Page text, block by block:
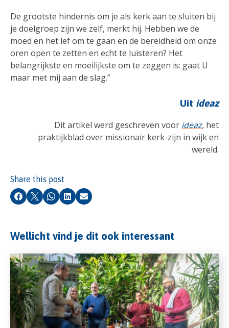
De grootste hindernis om je als kerk aan te sluiten bij
je doelgroep zijn we zelf, merkt hij. Hebben we de
moed en het lef om te gaan en de bereidheid om onze
oren open te zetten en echt te luisteren? Het
belangrijkste en moeilijkste om te zeggen is: gaat U
maar met mij aan de slag.”
Uit ideaz
Dit artikel werd geschreven voor ideaz, het
praktijkblad over missionair kerk-zijn in wijk en
wereld.
Share this post
Facebook
X Whatsapp
LinkedIn
Email
Wellicht vind je dit ook interessant